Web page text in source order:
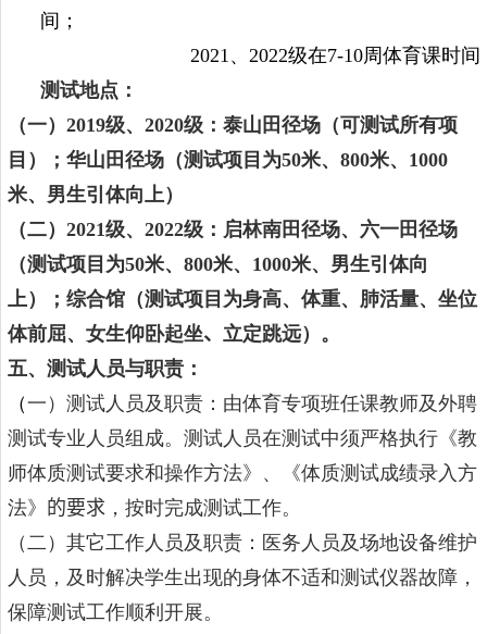
间；
2021 、 2022级在7-10周体育课时间
测试地点：
（一） 2019级、 2020级：泰山田径场（可测试所有项
目）；华山田径场（测试项目为50米、 800米、 1000
米、男生引体向上）
（二） 2021级、 2022级：启林南田径场、六一田径场
（测试项目为50米、 800米、 1000米、男生引体向
上）；综合馆（测试项目为身高、体重、肺活量、坐位
体前屈、女生仰卧起坐、 立定跳远）。
五、测试人员与职责：
（一）测试人员及职责：由体育专项班任课教师及外聘
测试专业人员组成。测试人员在测试中须严格执行《教
师体质测试要求和操作方法》、《体质测试成绩录入方
法》 的要求 ，按时完成测试工作。
（二）其它工作人员及职责：医务人员及场地设备维护
人员，及时解决学生出现的身体不适和测试仪器故障，
保障测试工作顺利开展。